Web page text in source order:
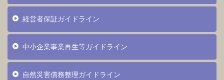
経営者保証ガイドライン
中小企業事業再生等ガイドライン
自然災害債務整理ガイドライン